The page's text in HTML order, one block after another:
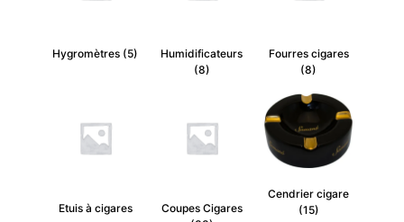
Hygromètres (5)
Humidificateurs
(8)
Fourres cigares
(8)
Etuis à cigares
Coupes Cigares
Cendrier cigare
(15)